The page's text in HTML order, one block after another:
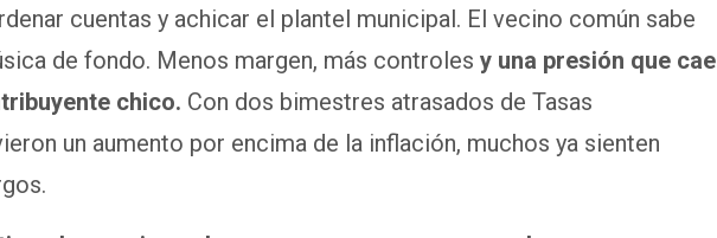
cuentas y achicar el plantel municipal. El vecino común sabe
de fondo. Menos margen, más controles y una presión que cae
chico. Con dos bimestres atrasados de Tasas
un aumento por encima de la inflación, muchos ya sienten